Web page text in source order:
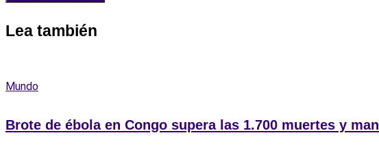
Lea también
Mundo
Brote de ébola en Congo supera las 1.700 muertes y